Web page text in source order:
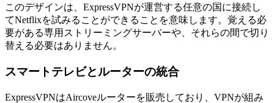
このデザインは、ExpressVPNが運営する任意の国に接続し
てNetflixを試みることができることを意味します。覚える必
要がある専用ストリーミングサーバーや、それらの間で切り
替える必要はありません。
スマートテレビとルーターの統合
ExpressVPNはAircoveルーターを販売しており、VPNが組み